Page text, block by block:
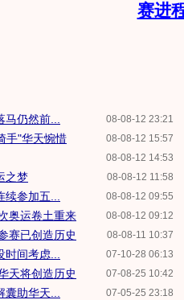
赛进
08-08-12 23:21
仍然前...
08-08-12 15:57
手"华天惋惜
08-08-12 14:53
08-08-12 11:58
之梦
08-08-12 09:55
参加五...
08-08-12 09:12
奥运卷土重来
08-08-11 10:37
赛已创造历史
07-10-28 06:13
间考虑...
07-08-25 10:42
天将创造历史
07-05-25 23:18
助华天...